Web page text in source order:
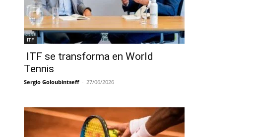
ITF
ITF se transforma en World
Tennis
Sergio Goloubintseff - 27/06/2026